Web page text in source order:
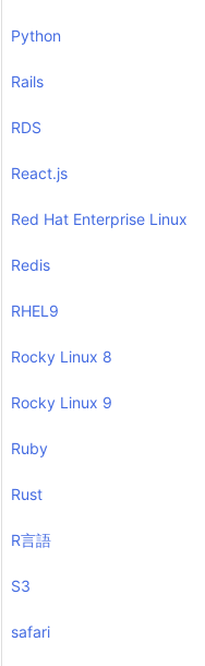
Python
Rails
RDS
React.js
Red Hat Enterprise Linux
Redis
RHEL9
Rocky Linux 8
Rocky Linux 9
Ruby
Rust
R言語
S3
safari